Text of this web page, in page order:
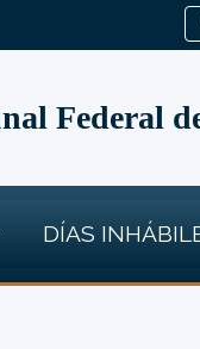
Federal
DÍAS